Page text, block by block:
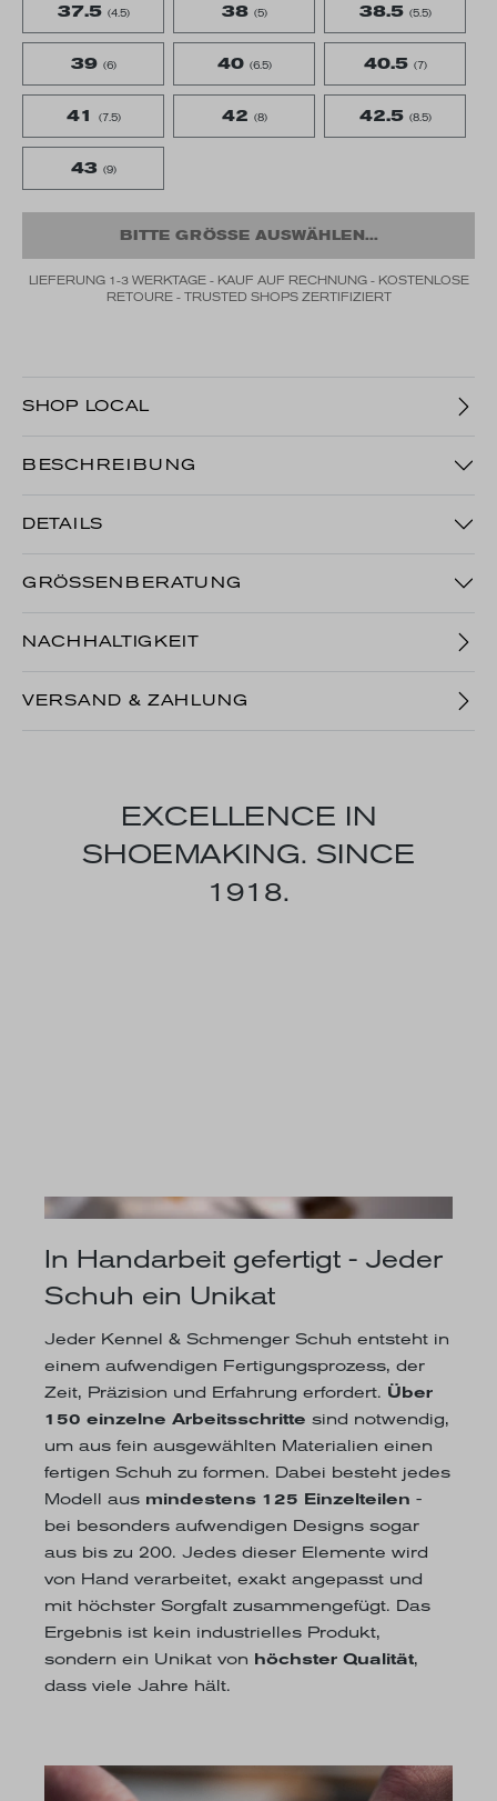
37.5 (4.5) 38 (5) 38.5 (5.5)
39 (6) 40 (6.5) 40.5 (7)
41 (7.5) 42 (8) 42.5 (8.5)
43 (9)
BITTE GRÖSSE AUSWÄHLEN...
LIEFERUNG 1-3 WERKTAGE - KAUF AUF RECHNUNG - KOSTENLOSE
RETOURE - TRUSTED SHOPS ZERTIFIZIERT
SHOP LOCAL
BESCHREIBUNG
DETAILS
GRÖSSENBERATUNG
NACHHALTIGKEIT
VERSAND & ZAHLUNG
EXCELLENCE IN
SHOEMAKING. SINCE
1918.
In Handarbeit gefertigt - Jeder
Schuh ein Unikat
Jeder Kennel & Schmenger Schuh entsteht in
einem aufwendigen Fertigungsprozess, der
Zeit, Präzision und Erfahrung erfordert. Über
150 einzelne Arbeitsschritte sind notwendig,
um aus fein ausgewählten Materialien einen
fertigen Schuh zu formen. Dabei besteht jedes
Modell aus mindestens 125 Einzelteilen -
bei besonders aufwendigen Designs sogar
aus bis zu 200. Jedes dieser Elemente wird
von Hand verarbeitet, exakt angepasst und
mit höchster Sorgfalt zusammengefügt. Das
Ergebnis ist kein industrielles Produkt,
sondern ein Unikat von höchster Qualität,
dass viele Jahre hält.